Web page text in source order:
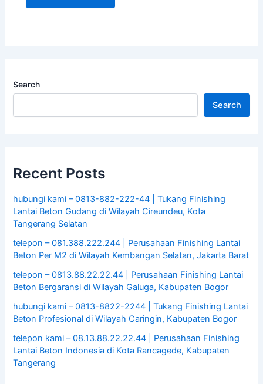
Search
Search
Recent Posts
hubungi kami – 0813-882-222-44 | Tukang Finishing
Lantai Beton Gudang di Wilayah Cireundeu, Kota
Tangerang Selatan
telepon – 081.388.222.244 | Perusahaan Finishing Lantai
Beton Per M2 di Wilayah Kembangan Selatan, Jakarta Barat
telepon – 0813.88.22.22.44 | Perusahaan Finishing Lantai
Beton Bergaransi di Wilayah Galuga, Kabupaten Bogor
hubungi kami – 0813-8822-2244 | Tukang Finishing Lantai
Beton Profesional di Wilayah Caringin, Kabupaten Bogor
telepon kami – 08.13.88.22.22.44 | Perusahaan Finishing
Lantai Beton Indonesia di Kota Rancagede, Kabupaten
Tangerang